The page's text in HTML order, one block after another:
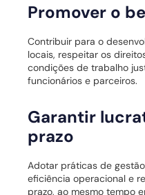
Promover o
Contribuir para o
locais, respeitar os
condições de trabalho
funcionários e parceiros.
Garantir
prazo
Adotar práticas de
eficiência operacional e
prazo, ao mesmo tempo